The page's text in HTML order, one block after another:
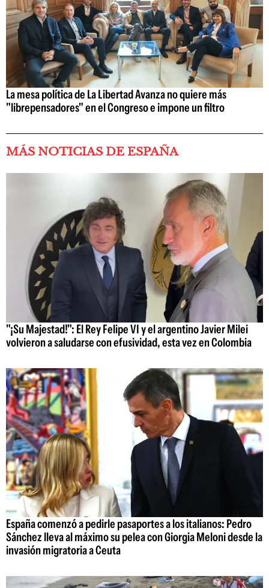
La mesa política de La Libertad Avanza no quiere más
"librepensadores" en el Congreso e impone un filtro
MÁS NOTICIAS DE ESPAÑA
"¡Su Majestad!": El Rey Felipe VI y el argentino Javier Milei
volvieron a saludarse con efusividad, esta vez en Colombia
España comenzó a pedirle pasaportes a los italianos: Pedro
Sánchez lleva al máximo su pelea con Giorgia Meloni desde la
invasión migratoria a Ceuta